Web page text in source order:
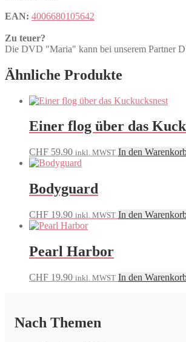
EAN: 4006680105642
Zu teuer?
Die DVD "Maria" kann bei unserem Partner
Ähnliche Produkte
Einer flog über das
CHF 59.90 inkl. MWST In den
Bodyguard
CHF 19.90 inkl. MWST In den
Pearl Harbor
CHF 19.90 inkl. MWST In den
Nach Themen